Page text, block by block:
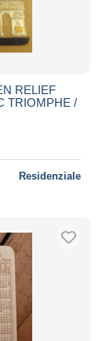
RELIEF
TRIOMPHE /
Residenziale